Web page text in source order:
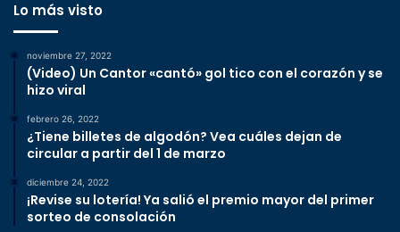
Lo más visto
noviembre 27, 2022
(Video) Un Cantor «cantó» gol tico con el corazón y se
hizo viral
febrero 26, 2022
¿Tiene billetes de algodón? Vea cuáles dejan de
circular a partir del 1 de marzo
diciembre 24, 2022
¡Revise su lotería! Ya salió el premio mayor del primer
sorteo de consolación